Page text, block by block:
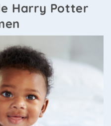
Harry Potter